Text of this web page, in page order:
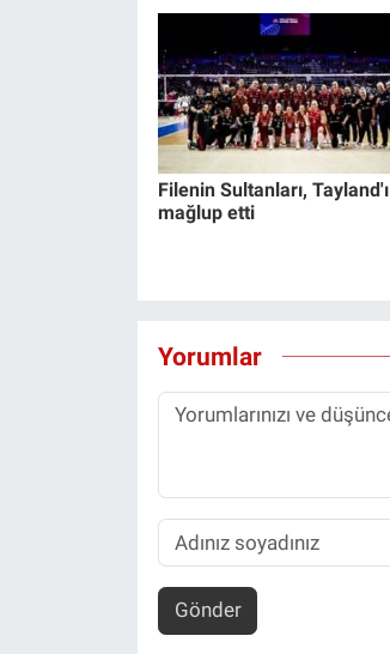
Filenin Sultanları, Tayland'ı
mağlup etti
Yorumlar
Gönder